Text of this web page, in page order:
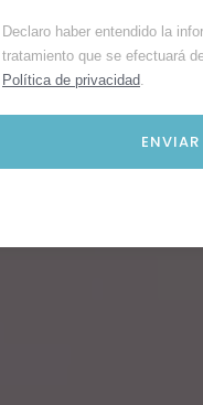
Declaro haber entendido la
tratamiento que se efectuará
Política de privacidad.